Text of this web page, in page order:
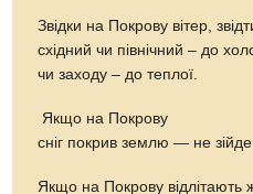
Звідки на Покрову вітер,
східний чи північний – до
чи заходу – до теплої.
Якщо на Покрову
сніг покрив землю — не
Якщо на Покрову відлітають